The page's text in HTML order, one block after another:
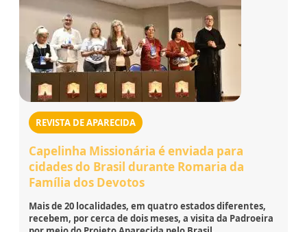
REVISTA DE APARECIDA
Capelinha Missionária é enviada para
cidades do Brasil durante Romaria da
Família dos Devotos
Mais de 20 localidades, em quatro estados diferentes,
recebem, por cerca de dois meses, a visita da Padroeira